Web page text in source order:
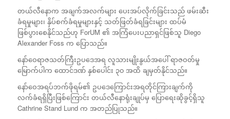
တယ်လီနောက အချက်အလက်များ ပေးအပ်လိုက်ခြင်းသည် ဖမ်းဆီး
ခံရမှုများ၊ နှိပ်စက်ခံရမှုများနှင့် သတ်ဖြတ်ခံရခြင်းများ ထပ်မံ
ဖြစ်ပွားစေနိုင်သည်ဟု ForUM ၏ အကြံပေးပညာရှင်ဖြစ်သူ Diego
Alexander Foss က ပြောသည်။
နော်ဝေရာဇသတ်ကြီးဥပဒေအရ လူသားမျိုးနွယ်အပေါ် ရာဇဝတ်မှု
မြောက်ပါက ထောင်ဒဏ် နှစ်ပေါင်း ၃၀ အထိ ချမှတ်နိုင်သည်။
နော်ဝေအရပ်ဘက်ဖိုရမ်၏ ဥပဒေကြောင်းအရတိုင်ကြားချက်ကို
လက်ခံရရှိပြီးဖြစ်ကြောင်း တယ်လီနောရုံးချုပ်မှ ပြောရေးဆိုခွင့်ရှိသူ
Cathrine Stand Lund က အတည်ပြုသည်။